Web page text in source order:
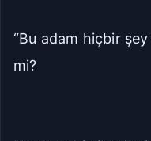
“Bu adam hiçbir
mi?